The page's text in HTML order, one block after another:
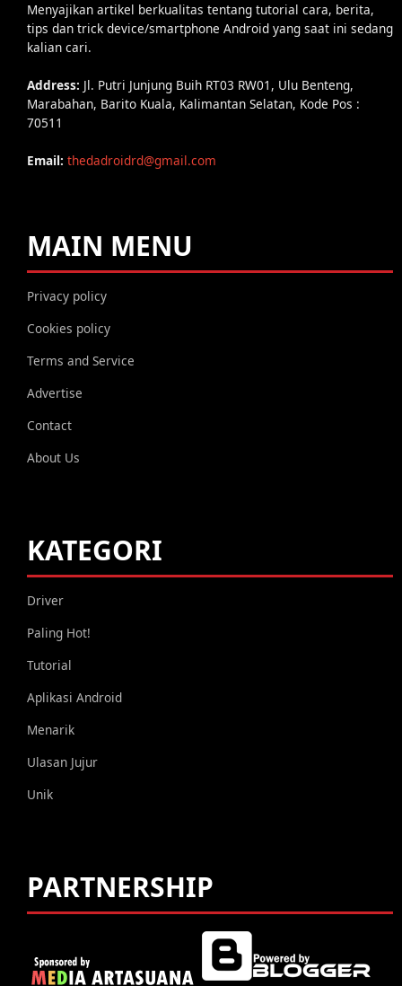
Menyajikan artikel berkualitas tentang tutorial cara, berita,
tips dan trick device/smartphone Android yang saat ini sedang
kalian cari.
Address: Jl. Putri Junjung Buih RT03 RW01, Ulu Benteng,
Marabahan, Barito Kuala, Kalimantan Selatan, Kode Pos :
70511
Email: thedadroidrd@gmail.com
MAIN MENU
Privacy policy
Cookies policy
Terms and Service
Advertise
Contact
About Us
KATEGORI
Driver
Paling Hot!
Tutorial
Aplikasi Android
Menarik
Ulasan Jujur
Unik
PARTNERSHIP